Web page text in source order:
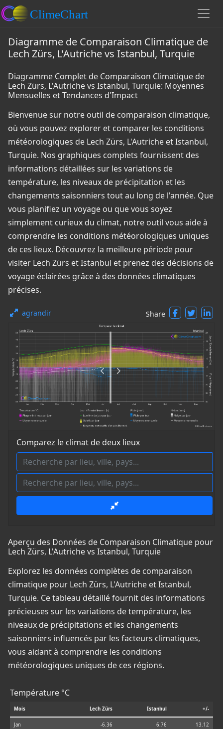
Diagramme de Comparaison Climatique de
Lech Zürs, L'Autriche vs Istanbul, Turquie
Diagramme Complet de Comparaison Climatique de
Lech Zürs, L'Autriche vs Istanbul, Turquie: Moyennes
Mensuelles et Tendances d'Impact
Bienvenue sur notre outil de comparaison climatique,
où vous pouvez explorer et comparer les conditions
météorologiques de Lech Zürs, L'Autriche et Istanbul,
Turquie. Nos graphiques complets fournissent des
informations détaillées sur les variations de
température, les niveaux de précipitation et les
changements saisonniers tout au long de l'année. Que
vous planifiez un voyage ou que vous soyez
simplement curieux du climat, notre outil vous aide à
comprendre les conditions météorologiques uniques
de ces lieux. Découvrez la meilleure période pour
visiter Lech Zürs et Istanbul et prenez des décisions de
voyage éclairées grâce à des données climatiques
précises.
agrandir Share
Comparez le climat de deux lieux
Aperçu des Données de Comparaison Climatique pour
Lech Zürs, L'Autriche vs Istanbul, Turquie
Explorez les données complètes de comparaison
climatique pour Lech Zürs, L'Autriche et Istanbul,
Turquie. Ce tableau détaillé fournit des informations
précieuses sur les variations de température, les
niveaux de précipitations et les changements
saisonniers influencés par les facteurs climatiques,
vous aidant à comprendre les conditions
météorologiques uniques de ces régions.
Température °C
Mois Lech Zürs Istanbul +/-
Jan -6.36 6.76 13.12